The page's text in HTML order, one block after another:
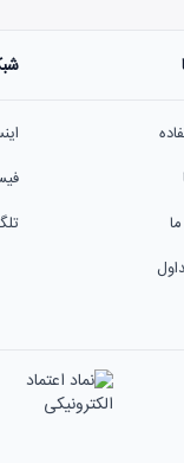
نظری به ثبت نرسیده‌است.